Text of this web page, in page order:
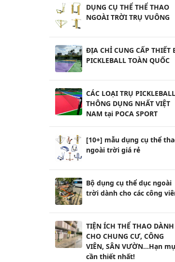
DỤNG CỤ THỂ THỂ THAO
NGOÀI TRỜI TRỤ VUÔNG
ĐỊA CHỈ CUNG CẤP THIẾT
PICKLEBALL TOÀN QUỐC
CÁC LOẠI TRỤ PICKLEBALL
THÔNG DỤNG NHẤT VIỆT
NAM tại POCA SPORT
[10+] mẫu dụng cụ thể
ngoài trời giá rẻ
Bộ dụng cụ thể dục ngoài
trời dành cho các công
TIỆN ÍCH THỂ THAO DÀNH
CHO CHUNG CƯ, CÔNG
VIÊN, SÂN VƯỜN...Hạn
cần thiết nhất!